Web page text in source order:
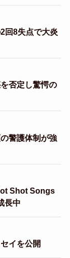
回8失点で大炎
否定し驚愕の
警護体制が強
Shot Songs
長中
イを公開